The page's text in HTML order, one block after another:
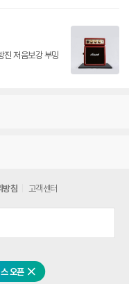
오픈 닫기
진 저음보강 부밍
방침 고객센터